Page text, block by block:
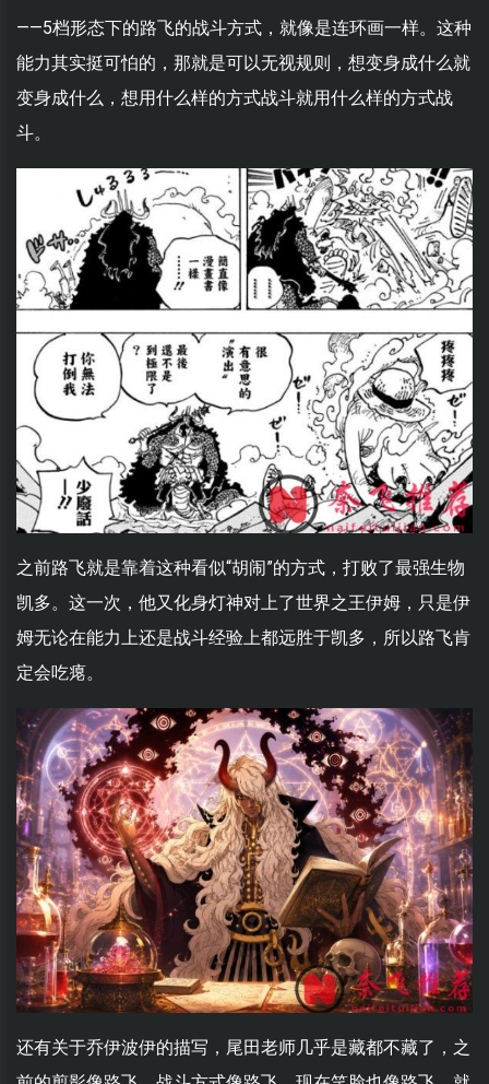
——5档形态下的路飞的战斗方式，就像是连环画一样。这种
能力其实挺可怕的，那就是可以无视规则，想变身成什么就
变身成什么，想用什么样的方式战斗就用什么样的方式战
斗。
之前路飞就是靠着这种看似“胡闹”的方式，打败了最强生物
凯多。这一次，他又化身灯神对上了世界之王伊姆，只是伊
姆无论在能力上还是战斗经验上都远胜于凯多，所以路飞肯
定会吃瘪。
还有关于乔伊波伊的描写，尾田老师几乎是藏都不藏了，之